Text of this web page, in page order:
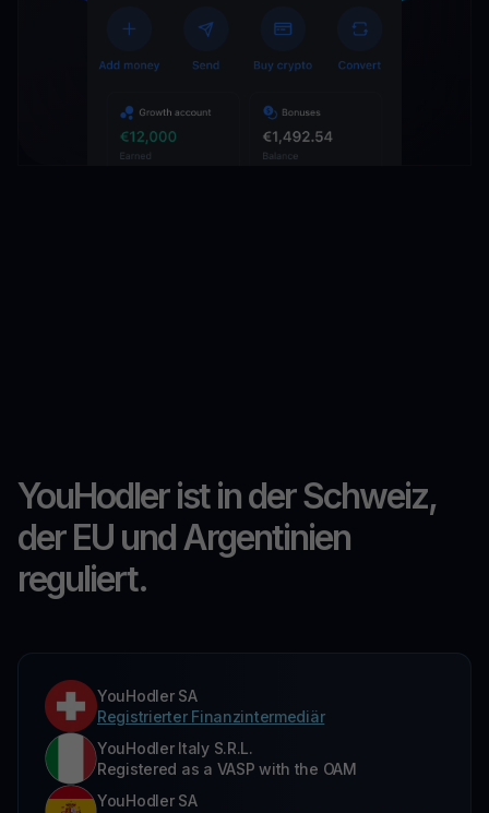
YouHodler ist in der Schweiz,
der EU und Argentinien
reguliert.
YouHodler SA
Registrierter Finanzintermediär
YouHodler Italy S.R.L.
Registered as a VASP with the OAM
YouHodler SA